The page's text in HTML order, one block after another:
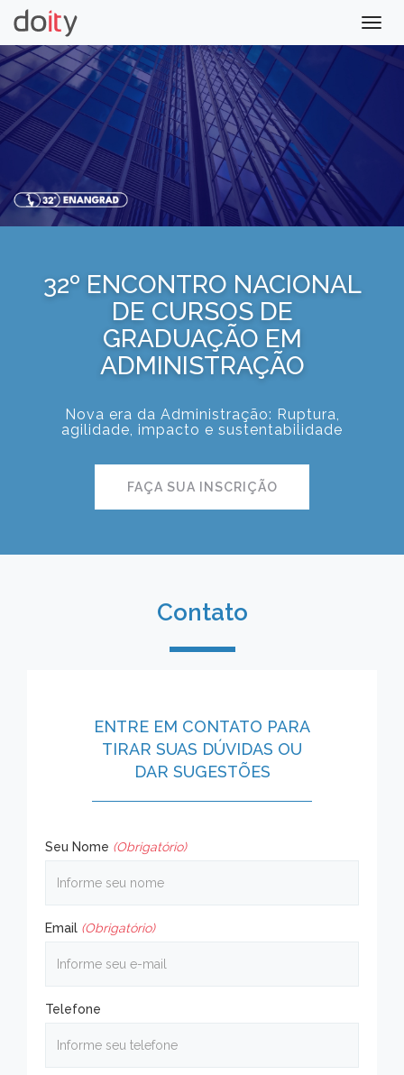
32º ENCONTRO NACIONAL
DE CURSOS DE
GRADUAÇÃO EM
ADMINISTRAÇÃO
Nova era da Administração: Ruptura,
agilidade, impacto e sustentabilidade
FAÇA SUA INSCRIÇÃO
Contato
ENTRE EM CONTATO PARA
TIRAR SUAS DÚVIDAS OU
DAR SUGESTÕES
Seu Nome (Obrigatório)
Email (Obrigatório)
Telefone